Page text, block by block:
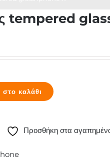
tempered
καλάθι
Προσθήκη στα